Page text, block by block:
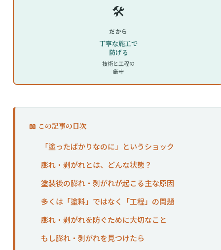
🛠
だから
丁寧な施工で
防げる
技術と工程の
厳守
📖 この記事の目次
「塗ったばかりなのに」というショック
膨れ・剥がれとは、どんな状態？
塗装後の膨れ・剥がれが起こる主な原因
多くは「塗料」ではなく「工程」の問題
膨れ・剥がれを防ぐために大切なこと
もし膨れ・剥がれを見つけたら